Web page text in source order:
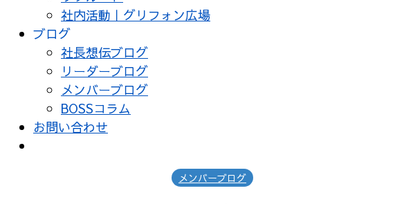
社内活動｜グリフォン広場
ブログ
社長想伝ブログ
リーダーブログ
メンバーブログ
BOSSコラム
お問い合わせ
メンバーブログ